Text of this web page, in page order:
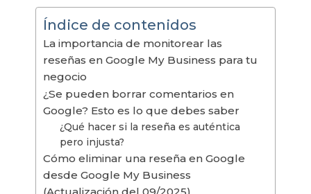
Índice de contenidos
La importancia de monitorear las
reseñas en Google My Business para tu
negocio
¿Se pueden borrar comentarios en
Google? Esto es lo que debes saber
¿Qué hacer si la reseña es auténtica
pero injusta?
Cómo eliminar una reseña en Google
desde Google My Business